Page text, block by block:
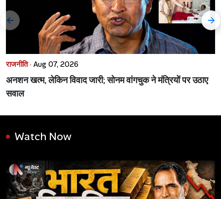
राजनीति · Aug 07, 2026
अनशन खत्म, लेकिन विवाद जारी; सोनम वांगचुक ने मंत्रियों पर उठाए
सवाल
Watch Now